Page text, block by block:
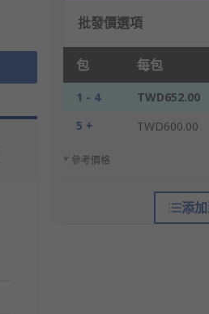
批發價選項
包 每包
1 - 4 TWD652.00
5 +
TWD600.00
* 參考價格
添